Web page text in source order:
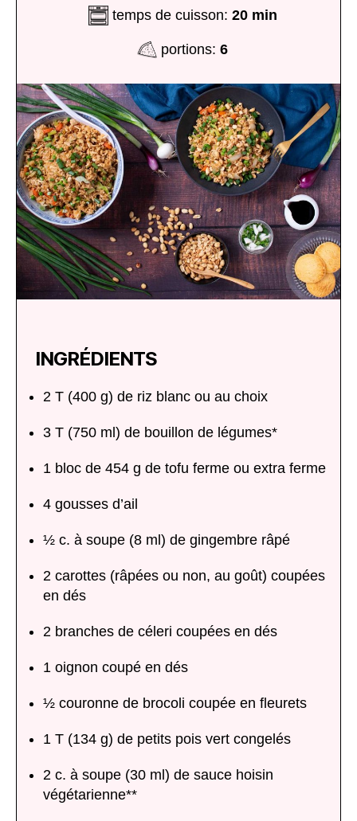
temps de cuisson: 20 min
portions: 6
INGRÉDIENTS
2 T (400 g) de riz blanc ou au choix
3 T (750 ml) de bouillon de légumes*
1 bloc de 454 g de tofu ferme ou extra ferme
4 gousses d’ail
½ c. à soupe (8 ml) de gingembre râpé
2 carottes (râpées ou non, au goût) coupées
en dés
2 branches de céleri coupées en dés
1 oignon coupé en dés
½ couronne de brocoli coupée en fleurets
1 T (134 g) de petits pois vert congelés
2 c. à soupe (30 ml) de sauce hoisin
végétarienne**